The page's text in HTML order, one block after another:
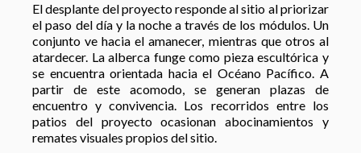
El desplante del proyecto responde al sitio al priorizar
el paso del día y la noche a través de los módulos. Un
conjunto ve hacia el amanecer, mientras que otros al
atardecer. La alberca funge como pieza escultórica y
se encuentra orientada hacia el Océano Pacífico. A
partir de este acomodo, se generan plazas de
encuentro y convivencia. Los recorridos entre los
patios del proyecto ocasionan abocinamientos y
remates visuales propios del sitio.